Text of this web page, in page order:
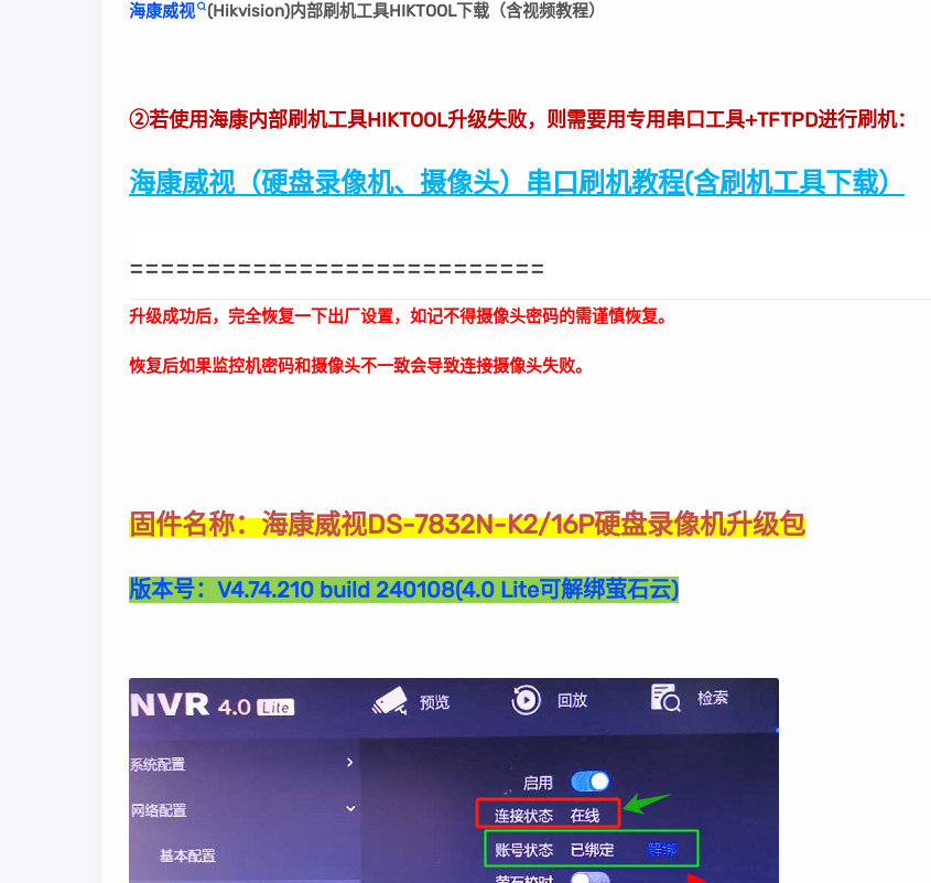
海康威视 (Hikvision)内部刷机工具HIKTOOL下载（含视频教程）
②若使用海康内部刷机工具HIKTOOL升级失败，则需要用专用串口工具+TFTPD进行刷机：
海康威视（硬盘录像机、摄像头）串口刷机教程(含刷机工具下载）
===========================
升级成功后，完全恢复一下出厂设置，如记不得摄像头密码的需谨慎恢复。
恢复后如果监控机密码和摄像头不一致会导致连接摄像头失败。
固件名称：海康威视DS-7832N-K2/16P硬盘录像机升级包
版本号： V4.74.210 build 240108(4.0 Lite可解绑萤石云)